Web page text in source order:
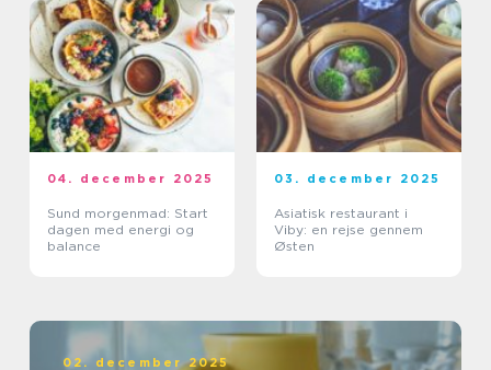
04. december 2025
Sund morgenmad: Start
dagen med energi og
balance
03. december 2025
Asiatisk restaurant i
Viby: en rejse gennem
Østen
02. december 2025